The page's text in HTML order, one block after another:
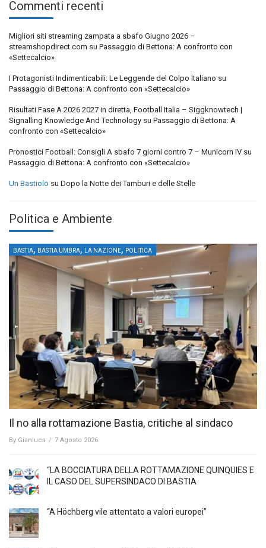
Commenti recenti
Migliori siti streaming zampata a sbafo Giugno 2026 –
streamshopdirect.com su Passaggio di Bettona: A confronto con
«Settecalcio»
I Protagonisti Indimenticabili: Le Leggende del Colpo Italiano su
Passaggio di Bettona: A confronto con «Settecalcio»
Risultati Fase A 2026 2027 in diretta, Football Italia – Siggknowtech |
Signalling Knowledge And Technology su Passaggio di Bettona: A
confronto con «Settecalcio»
Pronostici Football: Consigli A sbafo 7 giorni contro 7 – Municorn IV su
Passaggio di Bettona: A confronto con «Settecalcio»
Un Bastiolo su Dopo la Notte dei Tamburi e delle Stelle
Politica e Ambiente
BASTIA, BASTIA UMBRA, LA NAZIONE, POLITICA
Il no alla rottamazione Bastia, critiche al sindaco
By Gianluca / 7 Agosto 2026
“LA BOCCIATURA DELLA ROTTAMAZIONE QUINQUIES E
IL CASO DEL SUPERSINDACO DI BASTIA
“A Höchberg vile attentato a valori europei”